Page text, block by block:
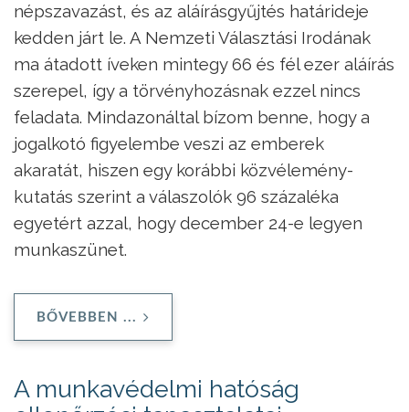
népszavazást, és az aláírásgyűjtés határideje
kedden járt le. A Nemzeti Választási Irodának
ma átadott íveken mintegy 66 és fél ezer aláírás
szerepel, így a törvényhozásnak ezzel nincs
feladata. Mindazonáltal bízom benne, hogy a
jogalkotó figyelembe veszi az emberek
akaratát, hiszen egy korábbi közvélemény-
kutatás szerint a válaszolók 96 százaléka
egyetért azzal, hogy december 24-e legyen
munkaszünet.
BŐVEBBEN ...
A munkavédelmi hatóság